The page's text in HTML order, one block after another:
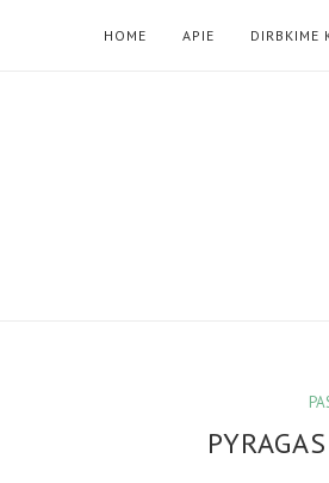
HOME APIE DIRBKIME